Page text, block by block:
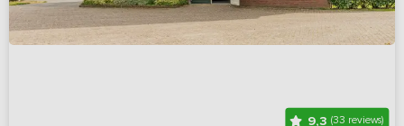
9,3 (33 reviews)